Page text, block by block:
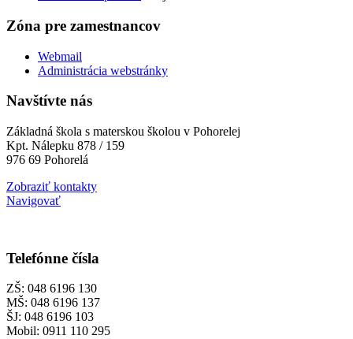
Zóna pre zamestnancov
Webmail
Administrácia webstránky
Navštívte nás
Základná škola s materskou školou v Pohorelej
Kpt. Nálepku 878 / 159
976 69 Pohorelá
Zobraziť kontakty
Navigovať
Telefónne čísla
ZŠ: 048 6196 130
MŠ: 048 6196 137
ŠJ: 048 6196 103
Mobil: 0911 110 295